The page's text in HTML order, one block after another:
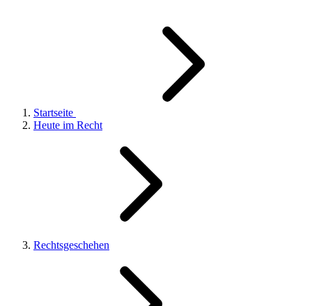
Startseite
Heute im Recht
Rechtsgeschehen